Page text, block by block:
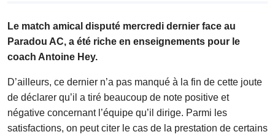
Le match amical disputé mercredi dernier face au
Paradou AC, a été riche en enseignements pour le
coach Antoine Hey.
D’ailleurs, ce dernier n’a pas manqué à la fin de cette joute
de déclarer qu’il a tiré beaucoup de note positive et
négative concernant l’équipe qu’il dirige. Parmi les
satisfactions, on peut citer le cas de la prestation de certains